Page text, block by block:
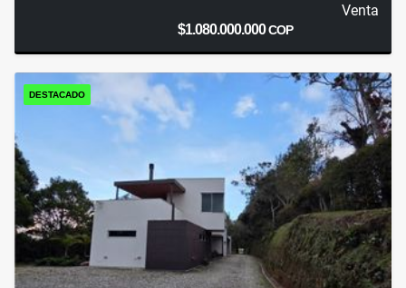
Venta
$1.080.000.000COP
DESTACADO